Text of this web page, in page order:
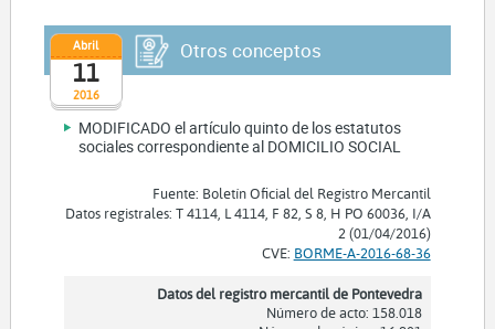
2016
Abril
11
Otros conceptos
MODIFICADO el artículo quinto de los estatutos
sociales correspondiente al DOMICILIO SOCIAL
Fuente: Boletín Oficial del Registro Mercantil
Datos registrales: T 4114, L 4114, F 82, S 8, H PO 60036, I/A
2 (01/04/2016)
CVE: BORME-A-2016-68-36
Datos del registro mercantil de Pontevedra
Número de acto: 158.018